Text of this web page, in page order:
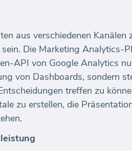
aus verschiedenen Kanälen
Die Marketing Analytics-
API von Google Analytics
von Dashboards, sondern
treffen zu
zu erstellen, die